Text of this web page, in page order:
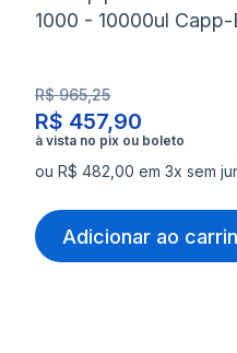
1000 - 10000ul Capp-
R$ 457,90
R$ 965,25
ou R$ 482,00 em 3x sem
Adicionar ao